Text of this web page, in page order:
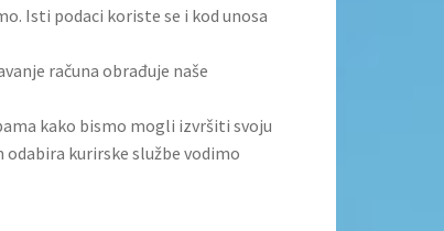
Isti podaci koriste se i kod unosa
računa obrađuje naše
kako bismo mogli izvršiti svoju
kurirske službe vodimo